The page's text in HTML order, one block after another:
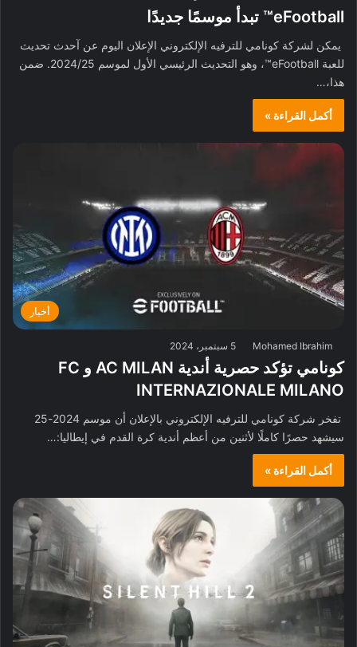
eFootball™ تبدأ موسمًا جديدًا
يمكن لشركة كونامي للترفيه الإلكتروني الإعلان اليوم عن آحدث تحديث
للعبة eFootball™، وهو التحديث الرئيسي الأول لموسم 2024/25. ضمن
هذا،…
أكمل القراءة »
أخبار
Mohamed Ibrahim 5 سبتمبر، 2024
كونامي تؤكد حصرية أندية AC MILAN و FC
INTERNAZIONALE MILANO
تفخر شركة كونامي للترفيه الإلكتروني بالإعلان أن موسم 2024-25
سيشهد حصرًا كاملًا لأثنين من أعظم أندية كرة القدم في إيطاليا:…
أكمل القراءة »